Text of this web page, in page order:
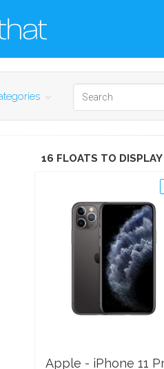
16 FLOATS TO DISPLAY